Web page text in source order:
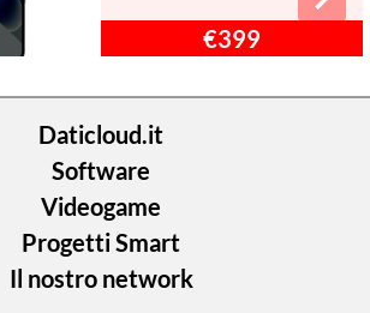
€399
Daticloud.it
Software
Videogame
Progetti Smart
Il nostro network